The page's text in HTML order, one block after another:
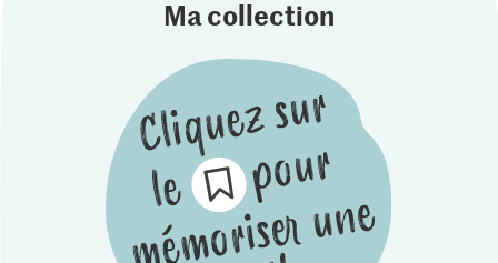
Ma collection